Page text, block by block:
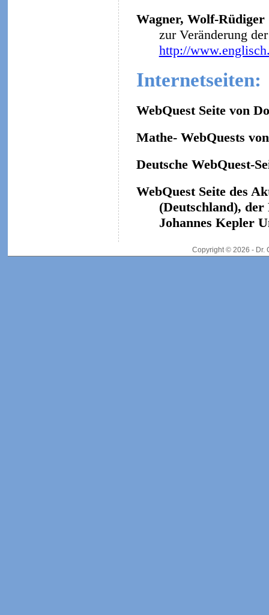
Wagner, Wolf-
zur Veränderung
http://
Internetseiten:
WebQuest Seite von
Mathe- WebQuests
Deutsche WebQuest-
WebQuest Seite des
(Deutschland), der
Johannes Kepler
Copyright © 2026 - Dr.